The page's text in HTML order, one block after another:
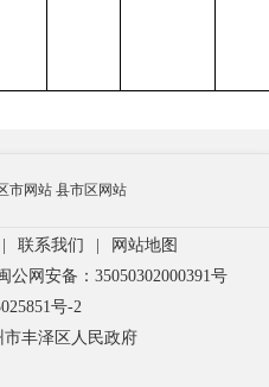
市网站 县市区网站
| 联系我们 |
网站地图
公网安备：35050302000391号
号-2
丰泽区人民政府